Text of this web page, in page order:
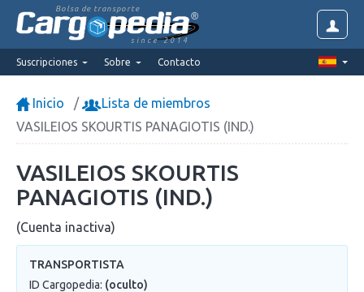
Bolsa de transporte
since 2014
Suscripciones Sobre Contacto
Inicio
Lista de miembros
VASILEIOS SKOURTIS PANAGIOTIS (IND.)
VASILEIOS SKOURTIS
PANAGIOTIS (IND.)
(Cuenta inactiva)
TRANSPORTISTA
ID Cargopedia: (oculto)